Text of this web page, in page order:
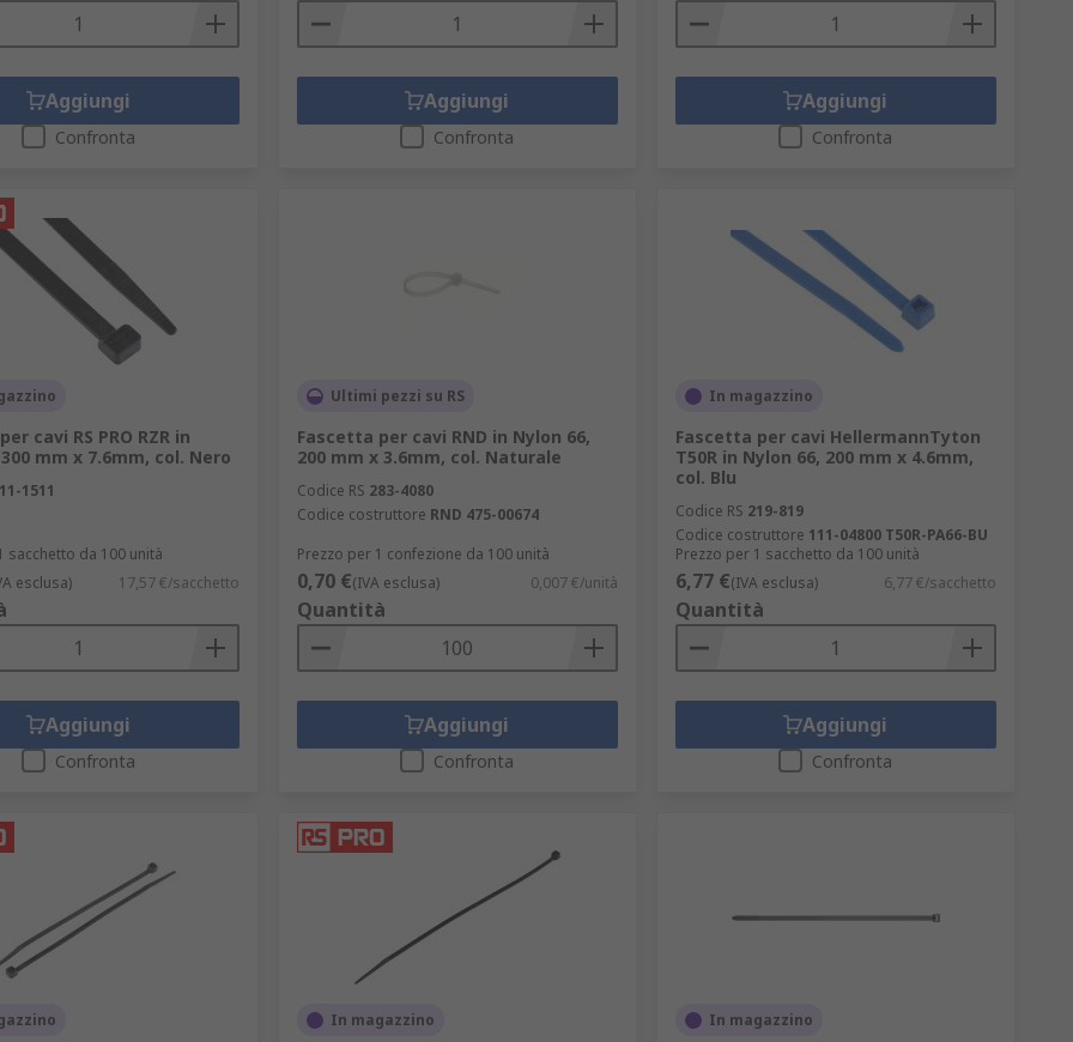
Aggiungi
Confronta
Aggiungi
Confronta
Aggiungi
Confronta
cavi RS PRO RZR in
mm x 7.6mm, col. Nero
1511
sacchetto da 100 unità
esclusa) 17,57 €/sacchetto
Aggiungi
Confronta
Ultimi pezzi su RS
Fascetta per cavi RND in Nylon 66,
200 mm x 3.6mm, col. Naturale
Codice RS 283-4080
Codice costruttore RND 475-00674
Prezzo per 1 confezione da 100 unità
0,70 €(IVA esclusa) 0,007 €/unità
Quantità
Aggiungi
Confronta
In magazzino
Fascetta per cavi HellermannTyton
T50R in Nylon 66, 200 mm x 4.6mm,
col. Blu
Codice RS 219-819
Codice costruttore 111-04800 T50R-PA66-BU
Prezzo per 1 sacchetto da 100 unità
6,77 €(IVA esclusa) 6,77 €/sacchetto
Quantità
Aggiungi
Confronta
In magazzino In magazzino